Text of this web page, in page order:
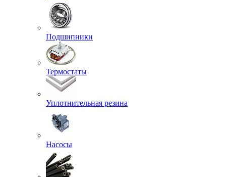
Подшипники
Термостаты
Уплотнительная резина
Насосы